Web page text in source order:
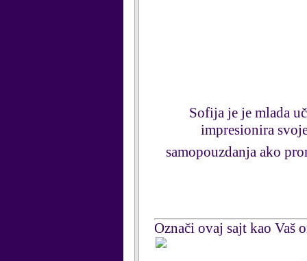
Sofija je je mlada
impresionira
samopouzdanja ako
Označi ovaj sajt kao Vaš